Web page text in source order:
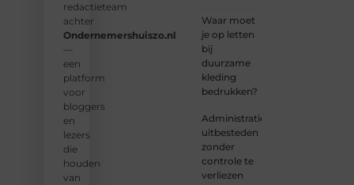
redactieteam
achter
Ondernemershuiszo.nl
—
een
platform
voor
bloggers
en
lezers
die
houden
van
Waar moet
je op letten
bij
duurzame
kleding
bedrukken?
Administratie
uitbesteden
zonder
controle te
verliezen